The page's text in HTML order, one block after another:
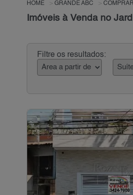
HOME GRANDE ABC COMPRAR
Imóveis à Venda no
Filtre os resultados: